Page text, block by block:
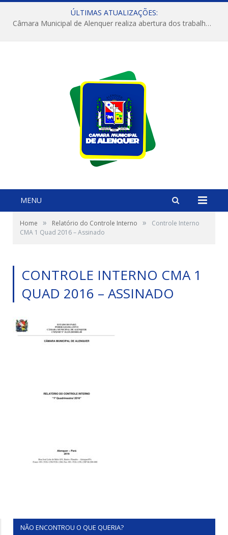
ÚLTIMAS ATUALIZAÇÕES:
Câmara Municipal de Alenquer realiza abertura dos trabalhos do 4º Período Legislativo
MENU
Home » Relatório do Controle Interno »
Controle Interno
CMA 1 Quad 2016 – Assinado
CONTROLE INTERNO CMA 1
QUAD 2016 – ASSINADO
NÃO ENCONTROU O QUE QUERIA?